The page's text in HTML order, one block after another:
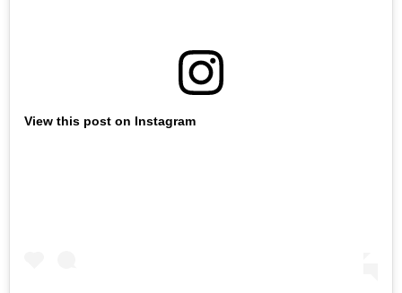
View this post on Instagram